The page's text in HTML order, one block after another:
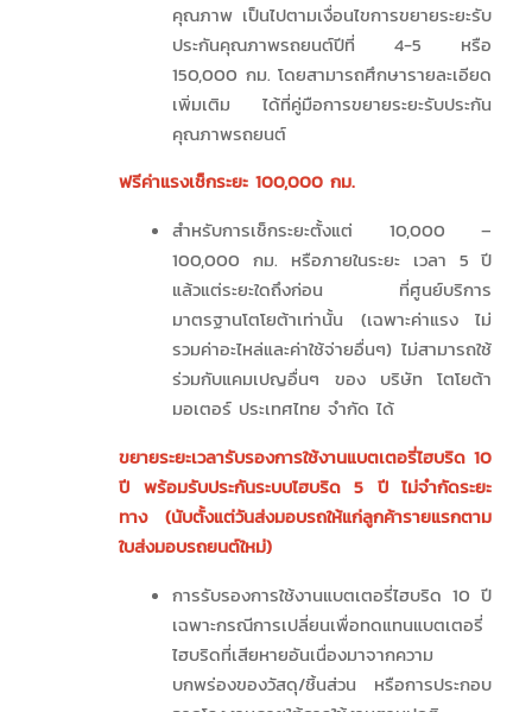
คุณภาพ เป็นไปตามเงื่อนไขการขยายระยะรับ
ประกันคุณภาพรถยนต์ปีที่ 4-5 หรือ
150,000 กม. โดยสามารถศึกษารายละเอียด
เพิ่มเติม ได้ที่คู่มือการขยายระยะรับประกัน
คุณภาพรถยนต์
ฟรีค่าแรงเช็กระยะ 100,000 กม.
สำหรับการเช็กระยะตั้งแต่ 10,000 –
100,000 กม. หรือภายในระยะ เวลา 5 ปี
แล้วแต่ระยะใดถึงก่อน ที่ศูนย์บริการ
มาตรฐานโตโยต้าเท่านั้น (เฉพาะค่าแรง ไม่
รวมค่าอะไหล่และค่าใช้จ่ายอื่นๆ) ไม่สามารถใช้
ร่วมกับแคมเปญอื่นๆ ของ บริษัท โตโยต้า
มอเตอร์ ประเทศไทย จำกัด ได้
ขยายระยะเวลารับรองการใช้งานแบตเตอรี่ไฮบริด 10
ปี พร้อมรับประกันระบบไฮบริด 5 ปี ไม่จำกัดระยะ
ทาง (นับตั้งแต่วันส่งมอบรถให้แก่ลูกค้ารายแรกตาม
ใบส่งมอบรถยนต์ใหม่)
การรับรองการใช้งานแบตเตอรี่ไฮบริด 10 ปี
เฉพาะกรณีการเปลี่ยนเพื่อทดแทนแบตเตอรี่
ไฮบริดที่เสียหายอันเนื่องมาจากความ
บกพร่องของวัสดุ/ชิ้นส่วน หรือการประกอบ